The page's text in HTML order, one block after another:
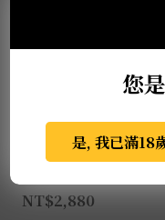
NT$2,880
您
是, 我已滿18